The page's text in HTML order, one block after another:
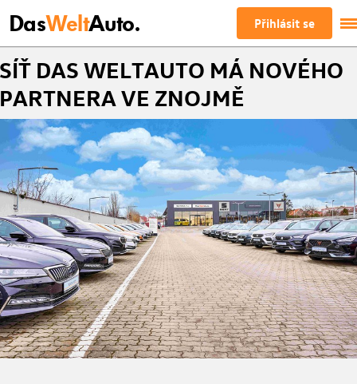
DasWeltAuto. Přihlásit se
SÍŤ DAS WELTAUTO MÁ NOVÉHO
PARTNERA VE ZNOJMĚ